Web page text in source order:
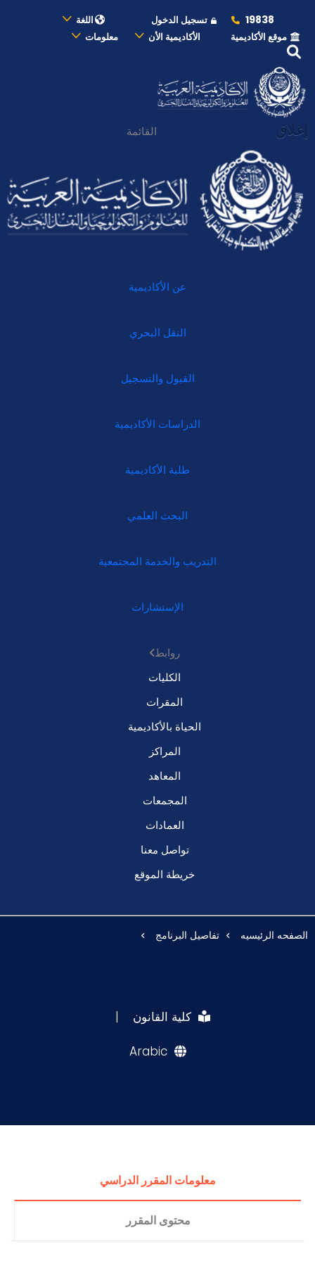
19838 تسجيل الدخول
اللغة
موقع الأكاديمية
الأكاديمية الأن معلومات
إغلاق القائمة
عن الأكاديمية
النقل البحري
القبول والتسجيل
الدراسات الأكاديمية
طلبة الأكاديمية
البحث العلمي
التدريب والخدمة المجتمعية
الإستشارات
روابط
الكليات
المقرات
الحياة بالأكاديمية
المراكز
المعاهد
المجمعات
العمادات
تواصل معنا
خريطة الموقع
الصفحه الرئيسيه تفاصيل البرنامج
كلية القانون |
Arabic
معلومات المقرر الدراسي
محتوى المقرر